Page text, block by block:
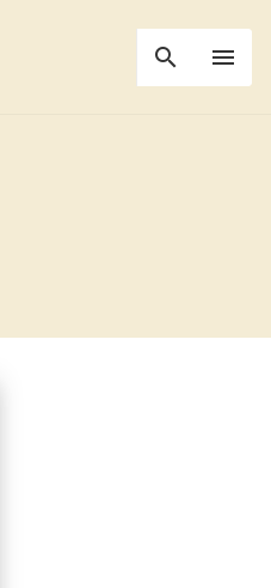
search menu